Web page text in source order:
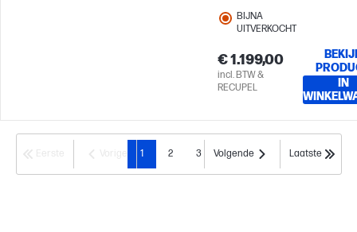
BIJNA
UITVERKOCHT
€ 1.199,00
incl. BTW &
RECUPEL
IN
1 2 3 Volgende Laatste